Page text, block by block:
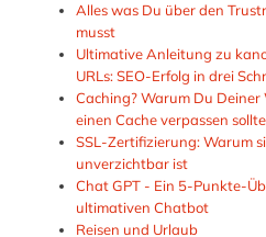
Alles was Du über den
musst
Ultimative Anleitung zu
URLs: SEO-Erfolg in drei
Caching? Warum Du Deiner
einen Cache verpassen
SSL-Zertifizierung: Warum
unverzichtbar ist
Chat GPT - Ein 5-Punkte-
ultimativen Chatbot
Reisen und Urlaub